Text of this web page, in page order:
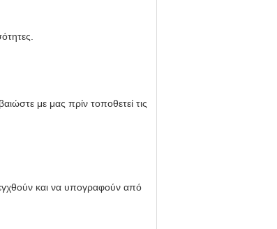
με μας πρίν τοποθετεί τις
και να υπογραφούν από